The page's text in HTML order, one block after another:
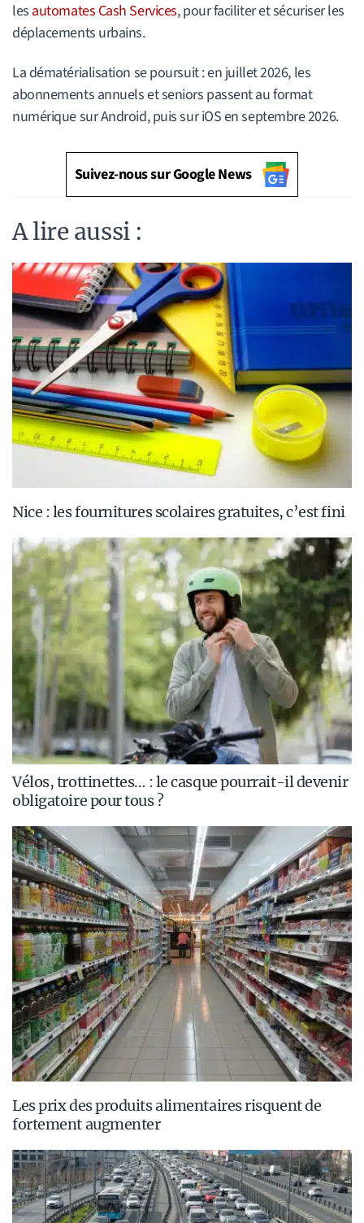
les automates Cash Services, pour faciliter et sécuriser les
déplacements urbains.
La dématérialisation se poursuit : en juillet 2026, les
abonnements annuels et seniors passent au format
numérique sur Android, puis sur iOS en septembre 2026.
Suivez-nous sur Google News
A lire aussi :
Nice : les fournitures scolaires gratuites, c’est fini
Vélos, trottinettes… : le casque pourrait-il devenir
obligatoire pour tous ?
Les prix des produits alimentaires risquent de
fortement augmenter